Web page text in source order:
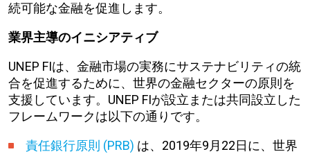
続可能な金融を促進します。
業界主導のイニシアティブ
UNEP FIは、金融市場の実務にサステナビリティの統
合を促進するために、世界の金融セクターの原則を
支援しています。UNEP FIが設立または共同設立した
フレームワークは以下の通りです。
責任銀行原則 (PRB) は、2019年9月22日に、世界